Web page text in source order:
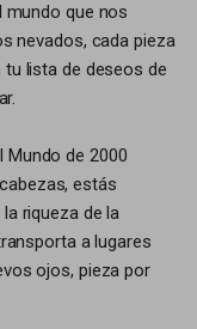
mundo que nos
nevados, cada pieza
lista de deseos de
Mundo de 2000
estás
riqueza de la
a lugares
ojos, pieza por